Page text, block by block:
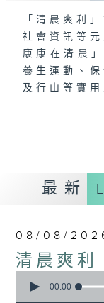
「清晨爽利
社會資訊等
康康在清晨
養生運動、
及行山等實用
清晨爽利之
最新
08/08/
清晨爽利
seconds
00:00